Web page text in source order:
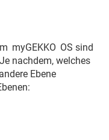
myGEKKO OS sind
nachdem, welches
Ebene